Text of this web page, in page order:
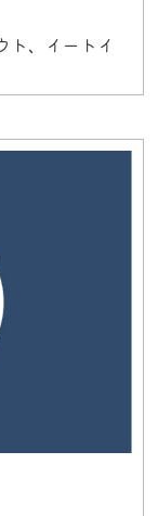
ト、イートイ